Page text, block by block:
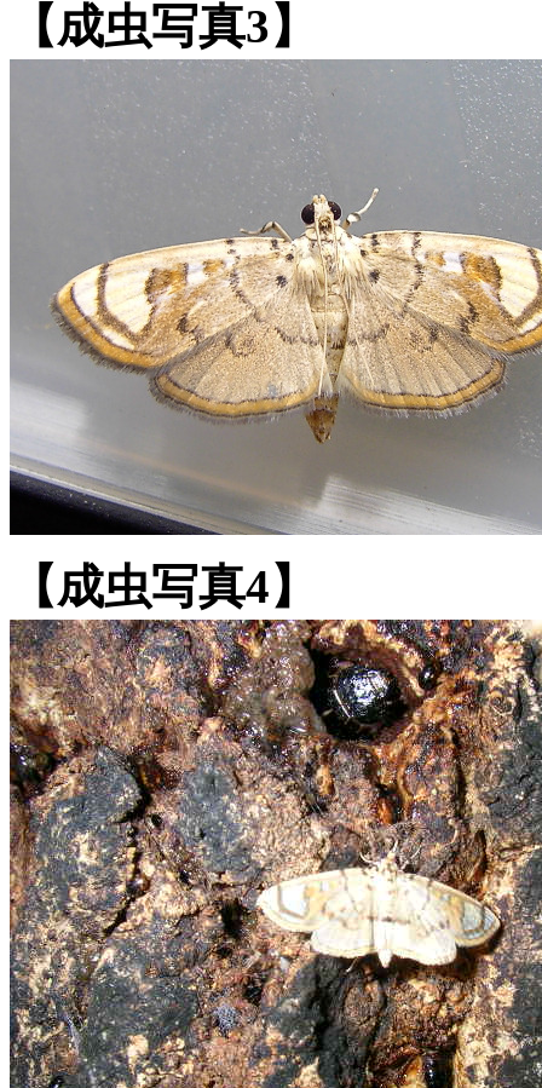
【成虫写真3】
【成虫写真4】